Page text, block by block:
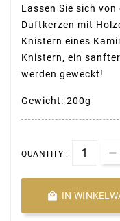
Lassen Sie sich
Duftkerzen mit
Knistern eines
Knistern, ein
werden geweckt!
Gewicht: 200g
QUANTITY :
 IN